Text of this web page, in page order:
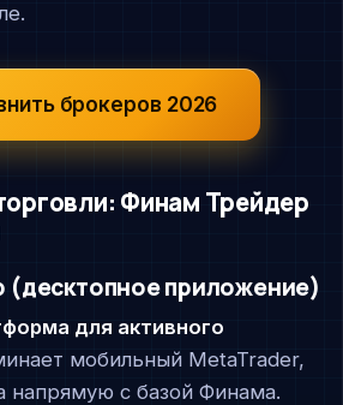
брокеров 2026
Финам Трейдер
приложение)
для активного
мобильный MetaTrader,
напрямую с базой Финама.